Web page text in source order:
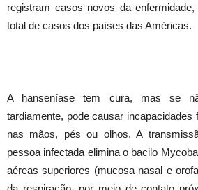
registram casos novos da
total de casos dos países das Américas.
A hanseníase tem cura, mas se
tardiamente, pode causar incapacidades
nas mãos, pés ou olhos. A
pessoa infectada elimina o bacilo
aéreas superiores (mucosa nasal e